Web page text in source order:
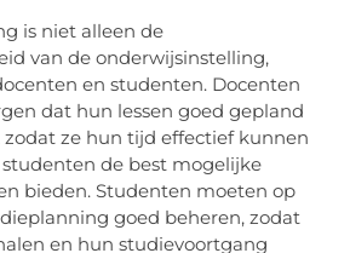
is niet alleen de
van de onderwijsinstelling,
en studenten. Docenten
dat hun lessen goed gepland
zodat ze hun tijd effectief kunnen
de best mogelijke
bieden. Studenten moeten op
goed beheren, zodat
en hun studievoortgang